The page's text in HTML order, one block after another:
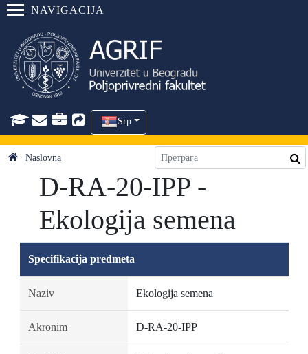
NAVIGACIJA
Srp
Naslovna
D-RA-20-IPP -
Ekologija semena
Specifikacija predmeta
Naziv Ekologija semena
Akronim D-RA-20-IPP